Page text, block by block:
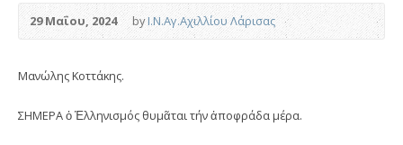
29 Μαΐου, 2024 byΙ.Ν.Αγ.Αχιλλίου Λάρισας
Μανώλης Κοττάκης.
ΣΗΜΕΡΑ ὁ Ἑλληνισμός θυμᾶται τήν ἀποφράδα μέρα.